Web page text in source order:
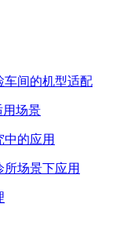
车间的机型适配
用场景
的应用
场景下应用